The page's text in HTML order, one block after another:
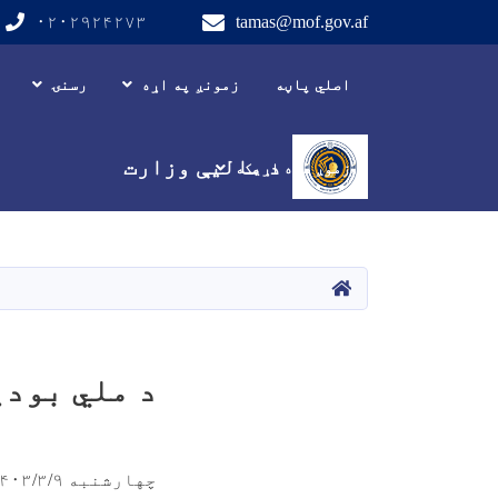
د مالیې وزارت
tamas@mof.gov.af ۰۲۰۲۹۲۴۲۷۳
اصلي پاڼه زمونږ په اړه رسنۍ
زموږ سره اړیکه
HOME
د ملي
چهارشنبه ۱۴۰۳/۳/۹ - ۱۱:۹